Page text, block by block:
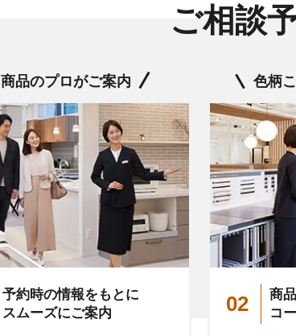
ご相談
商品のプロがご案内
予約時の情報をもとに
スムーズにご案内
色柄
02
商
コ